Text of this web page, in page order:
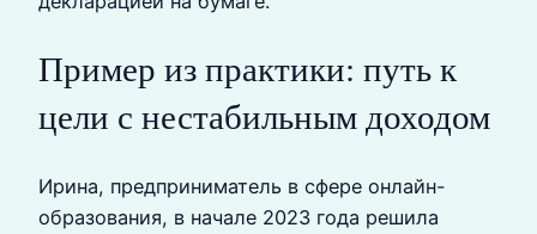
Пример из практики: путь к
цели с нестабильным доходом
Ирина, предприниматель в сфере онлайн-
образования, в начале 2023 года решила